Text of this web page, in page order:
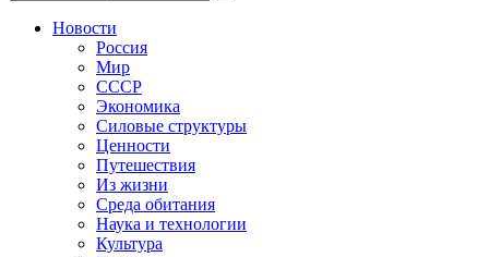
Новости
Россия
Мир
СССР
Экономика
Силовые структуры
Ценности
Путешествия
Из жизни
Среда обитания
Наука и технологии
Культура